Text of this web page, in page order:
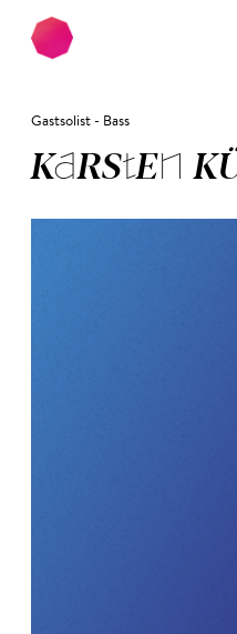
Zum Hauptinhalt springen
Gastsolist - Bass
KAR­STEN